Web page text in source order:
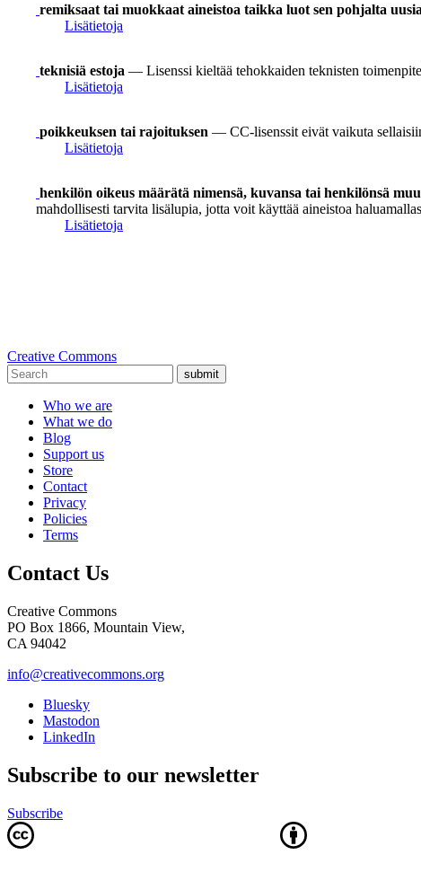
remiksaat tai muokkaat aineistoa taikka luot sen pohjalta
Lisätietoja
teknisiä estoja — Lisenssi kieltää tehokkaiden teknisten
Lisätietoja
poikkeuksen tai rajoituksen — CC-lisenssit eivät vaikuta
Lisätietoja
henkilön oikeus määrätä nimensä, kuvansa tai henkilönsä
mahdollisesti tarvita lisälupia, jotta voit käyttää aineistoa
Lisätietoja
Creative Commons
submit
Who we are
What we do
Blog
Support us
Store
Contact
Privacy
Policies
Terms
Contact Us
Creative Commons
PO Box 1866, Mountain View,
CA 94042
info@creativecommons.org
Bluesky
Mastodon
LinkedIn
Subscribe to our newsletter
Subscribe